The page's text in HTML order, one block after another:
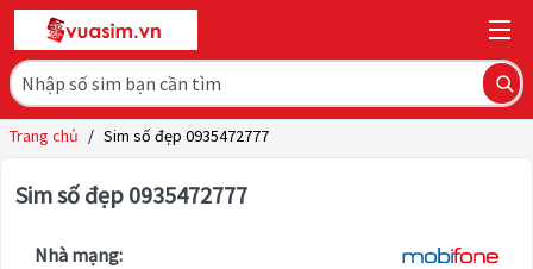
Trang chủ / Sim số đẹp 0935472777
Sim số đẹp 0935472777
Nhà mạng: